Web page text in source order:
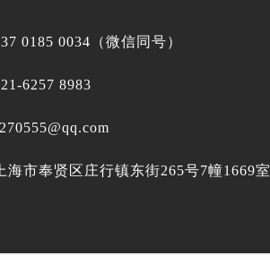
0185 0034（微信同号）
6257 8983
海市奉贤区庄行镇东街265号7幢1669室